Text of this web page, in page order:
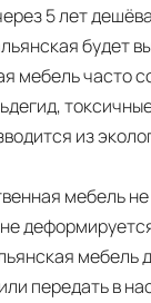
5 лет
будет
мебель часто
из
мебель
мебель
передать в